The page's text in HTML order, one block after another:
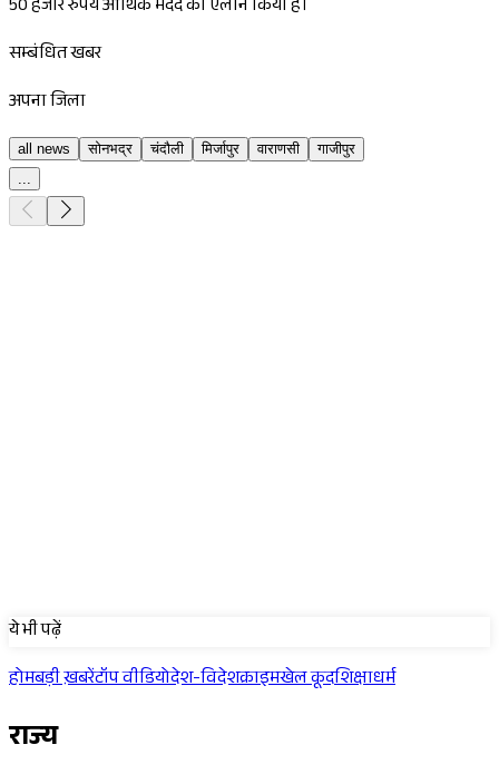
50 हजार रुपये आर्थिक मदद का ऐलान किया है।
सम्बंधित खबर
अपना जिला
all news सोनभद्र चंदौली मिर्जापुर वाराणसी
गाजीपुर
...
ये भी पढ़ें
होमबड़ी ख़बरेंटॉप वीडियोदेश-विदेशक्राइमखेल कूदशिक्षाधर्म
राज्य